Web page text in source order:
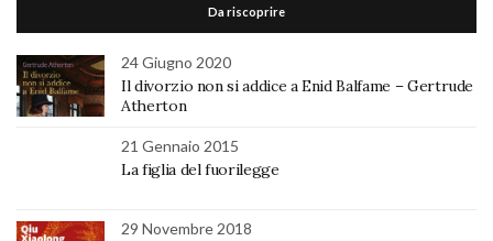
Da riscoprire
24 Giugno 2020
Il divorzio non si addice a Enid Balfame – Gertrude
Atherton
21 Gennaio 2015
La figlia del fuorilegge
29 Novembre 2018